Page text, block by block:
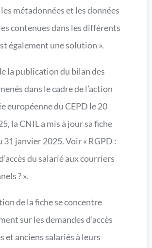
métadonnées et les données
contenues dans les différents
également une solution ».
la publication du bilan des
dans le cadre de l’action
européenne du CEPD le 20
la CNIL a mis à jour sa fiche
31 janvier 2025. Voir « RGPD :
du salarié aux courriers
? ».
de la fiche se concentre
sur les demandes d’accès
et anciens salariés à leurs